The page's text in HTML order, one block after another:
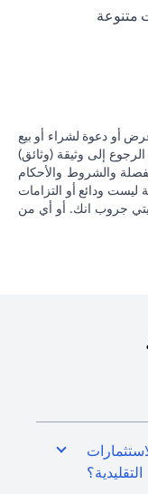
متنوعة
أو دعوة لشراء أو بيع
إلى وثيقة (وثائق)
والشروط والأحكام
ليست ودائع أو التزامات
جروب انك. أو أي من
بما في ذلك
(غير محلية) على دراية
خسارة رأس المال عند
الاستثمار والخزينة
للحصول على مشورة
والضريبية لمعاملاته
أو جنسيته أو محل عمله،
الآثار التي قد تلحق
التقليدية؟